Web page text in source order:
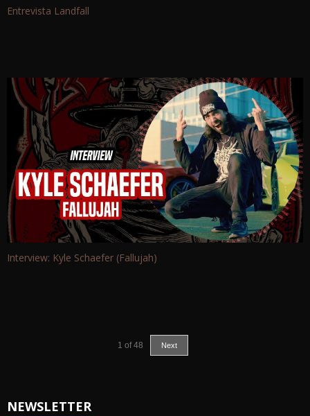
Entrevista Landfall
Interview: Kyle Schaefer (Fallujah)
1 of 48 Next
NEWSLETTER